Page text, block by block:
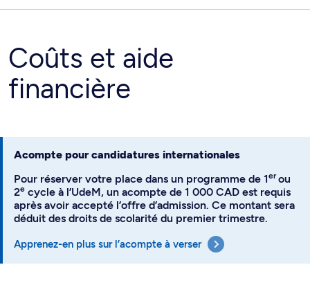
Coûts et aide
financière
Acompte pour candidatures internationales
Pour réserver votre place dans un programme de 1erou
2e cycle à l’UdeM, un acompte de 1 000 CAD est requis
après avoir accepté l’offre d’admission. Ce montant sera
déduit des droits de scolarité du premier trimestre.
Apprenez-en plus sur l’acompte à verser